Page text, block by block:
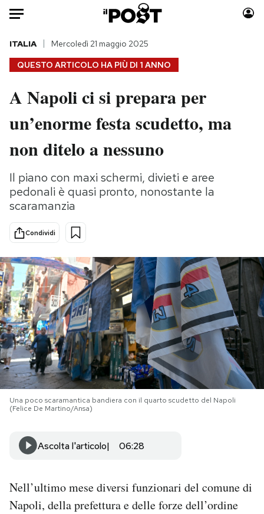
Auto
HOME
Italia
Politica
Tecnologia
Scienza
Sport
Moda
Consumismi
Storie/Idee
Media
PODCAST
NEWSLETTER
I MIEI PREFERITI
SHOP
CALENDARIO
AREA PERSONALE
Area Personale
QUESTO ARTICOLO HA PIÙ DI 1 ANNO
ITALIA Mercoledì 21 maggio 2025
A Napoli ci si prepara per
un’enorme festa scudetto, ma
non ditelo a nessuno
Il piano con maxi schermi, divieti e aree
pedonali è quasi pronto, nonostante la
scaramanzia
Condividi
Una poco scaramantica bandiera con il quarto scudetto del Napoli
(Felice De Martino/Ansa)
Ascolta l'articolo 06:28
Nell’ultimo mese diversi funzionari del comune di
Napoli, della prefettura e delle forze dell’ordine